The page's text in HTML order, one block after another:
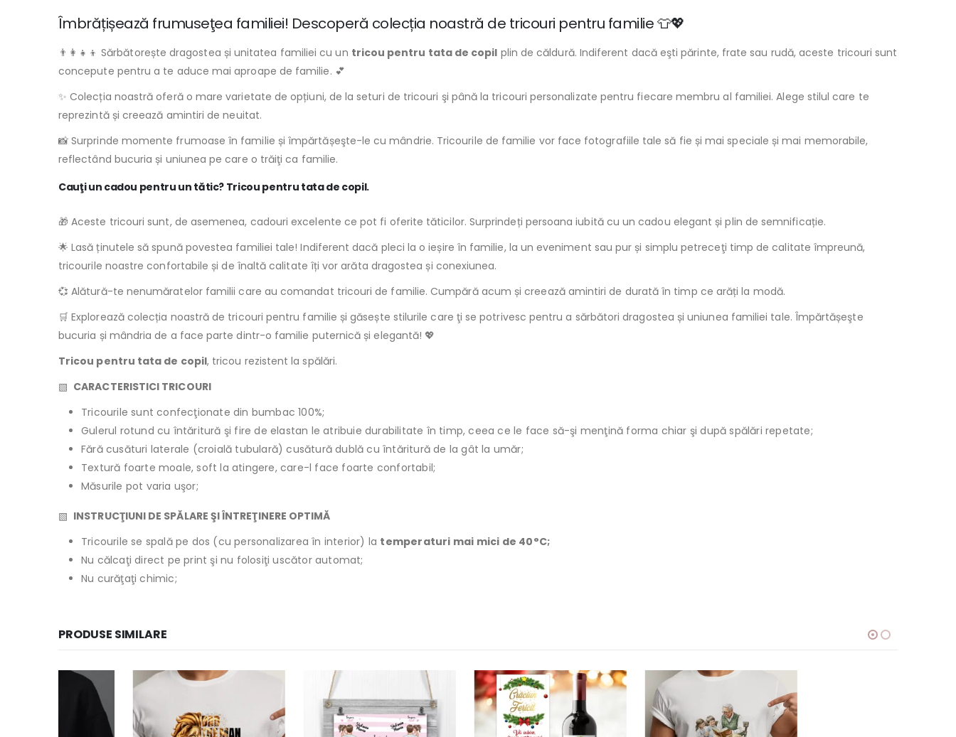
Îmbrățișează frumuseţea familiei! Descoperă colecția noastră de tricouri pentru familie 👕💖
👨‍👩‍👧‍👦 Sărbătorește dragostea și unitatea familiei cu un tricou pentru tata de copil plin de căldură. Indiferent dacă eşti părinte, frate sau rudă, aceste tricouri sunt
concepute pentru a te aduce mai aproape de familie. 💕
✨ Colecția noastră oferă o mare varietate de opțiuni, de la seturi de tricouri şi până la tricouri personalizate pentru fiecare membru al familiei. Alege stilul care te
reprezintă și creează amintiri de neuitat.
📸 Surprinde momente frumoase în familie și împărtășeşte-le cu mândrie. Tricourile de familie vor face fotografiile tale să fie și mai speciale și mai memorabile,
reflectând bucuria și uniunea pe care o trăiţi ca familie.
Cauţi un cadou pentru un tătic? Tricou pentru tata de copil.
🎁 Aceste tricouri sunt, de asemenea, cadouri excelente ce pot fi oferite tăticilor. Surprindeți persoana iubită cu un cadou elegant și plin de semnificație.
🌟 Lasă ținutele să spună povestea familiei tale! Indiferent dacă pleci la o ieșire în familie, la un eveniment sau pur și simplu petreceţi timp de calitate împreună,
tricourile noastre confortabile și de înaltă calitate îți vor arăta dragostea și conexiunea.
💞 Alătură-te nenumăratelor familii care au comandat tricouri de familie. Cumpără acum și creează amintiri de durată în timp ce arăți la modă.
🛒 Explorează colecția noastră de tricouri pentru familie și găsește stilurile care ţi se potrivesc pentru a sărbători dragostea și uniunea familiei tale. Împărtășeşte
bucuria și mândria de a face parte dintr-o familie puternică și elegantă! 💖
Tricou pentru tata de copil, tricou rezistent la spălări.
▧ CARACTERISTICI TRICOURI
Tricourile sunt confecţionate din bumbac 100%;
Gulerul rotund cu întăritură şi fire de elastan le atribuie durabilitate în timp, ceea ce le face să-şi menţină forma chiar şi după spălări repetate;
Fără cusături laterale (croială tubulară) cusătură dublă cu întăritură de la gât la umăr;
Textură foarte moale, soft la atingere, care-l face foarte confortabil;
Măsurile pot varia uşor;
▧ INSTRUCŢIUNI DE SPĂLARE ŞI ÎNTREŢINERE OPTIMĂ
Tricourile se spală pe dos (cu personalizarea în interior) la temperaturi mai mici de 40°C;
Nu călcaţi direct pe print şi nu folosiţi uscător automat;
Nu curăţaţi chimic;
PRODUSE SIMILARE